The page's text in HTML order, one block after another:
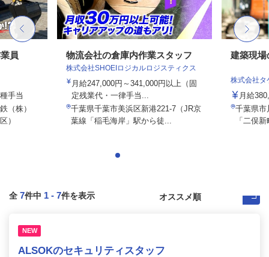
員
手当
（株）
）
物流会社の倉庫内作業スタッフ
株式会社SHOEIロジカルロジスティクス
月給247,000円～341,000円以上（固
定残業代・一律手当...
千葉県千葉市美浜区新港221-7（JR京
葉線「稲毛海岸」駅から徒...
建築現場
株式会社タ
月給
千葉県市
「二俣
全 7件中 1 - 7件を表示
NEW
ALSOKのセキュリティスタッフ